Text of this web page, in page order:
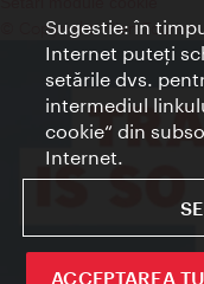
© Copyright Wien
Sugestie: în
Internet puteţi
setările dvs.
intermediul
cookie“ din
Internet.
ACCEPTAREA